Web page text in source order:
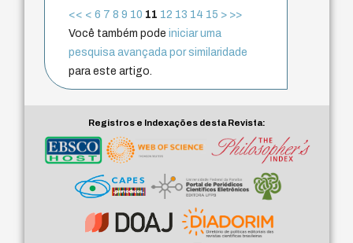
<< < 6 7 8 9 10 11 12 13 14 15 > >>
Você também podeiniciar uma
pesquisa avançada por similaridade
para este artigo.
Registros e Indexações desta Revista: